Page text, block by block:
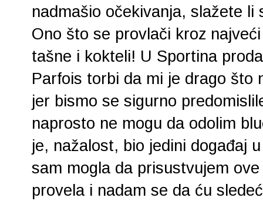
nadmašio očekivanja, slažete li
Ono što se provlači kroz
tašne i kokteli! U Sportina
Parfois torbi da mi je drago što
jer bismo se sigurno
naprosto ne mogu da odolim
je, nažalost, bio jedini događaj
sam mogla da prisustvujem
provela i nadam se da ću